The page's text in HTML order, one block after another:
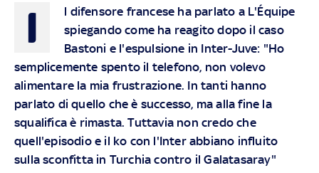
I
l difensore francese ha parlato a L'Équipe
spiegando come ha reagito dopo il caso
Bastoni e l'espulsione in Inter-Juve: "Ho
semplicemente spento il telefono, non volevo
alimentare la mia frustrazione. In tanti hanno
parlato di quello che è successo, ma alla fine la
squalifica è rimasta. Tuttavia non credo che
quell'episodio e il ko con l'Inter abbiano influito
sulla sconfitta in Turchia contro il Galatasaray"